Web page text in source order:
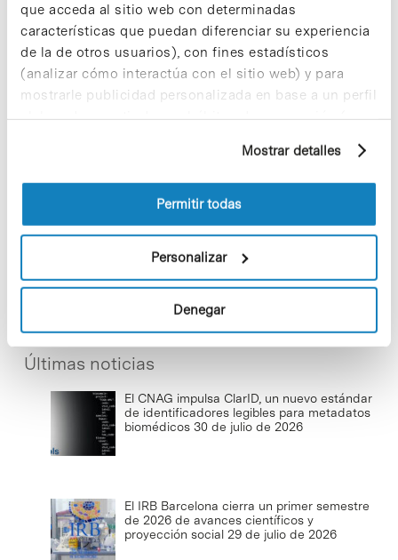
que acceda al sitio web con determinadas
características que puedan diferenciar su experiencia
de la de otros usuarios), con fines estadísticos
(analizar cómo interactúa con el sitio web) y para
mostrarle publicidad personalizada en base a un perfil
elaborado a partir de sus hábitos de navegación (por
información sobre las cookies puede consultar
la Política de cookies del sitio web.
Mostrar detalles
Permitir todas
Personalizar
Denegar
¡Ayúdanos a hacer crecer «Notas de
Sostenibilidad»! ¿Quieres participar
y ser una fuente de inspiración?
Salud es bienestar físico, mental y
social
11 de febrero de 2026
Últimas noticias
El CNAG impulsa ClarID, un nuevo estándar
de identificadores legibles para metadatos
biomédicos 30 de julio de 2026
El IRB Barcelona cierra un primer semestre
de 2026 de avances científicos y
proyección social 29 de julio de 2026